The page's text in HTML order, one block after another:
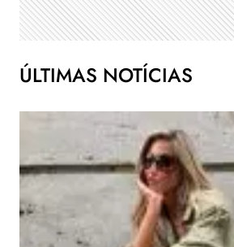
ÚLTIMAS NOTÍCIAS